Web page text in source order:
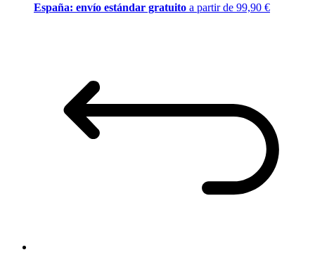
España: envío estándar gratuito a partir de 99,90 €